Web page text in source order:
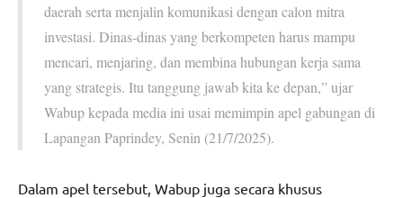
daerah serta menjalin komunikasi dengan calon mitra
investasi. Dinas-dinas yang berkompeten harus mampu
mencari, menjaring, dan membina hubungan kerja sama
yang strategis. Itu tanggung jawab kita ke depan,” ujar
Wabup kepada media ini usai memimpin apel gabungan di
Lapangan Paprindey, Senin (21/7/2025).
Dalam apel tersebut, Wabup juga secara khusus